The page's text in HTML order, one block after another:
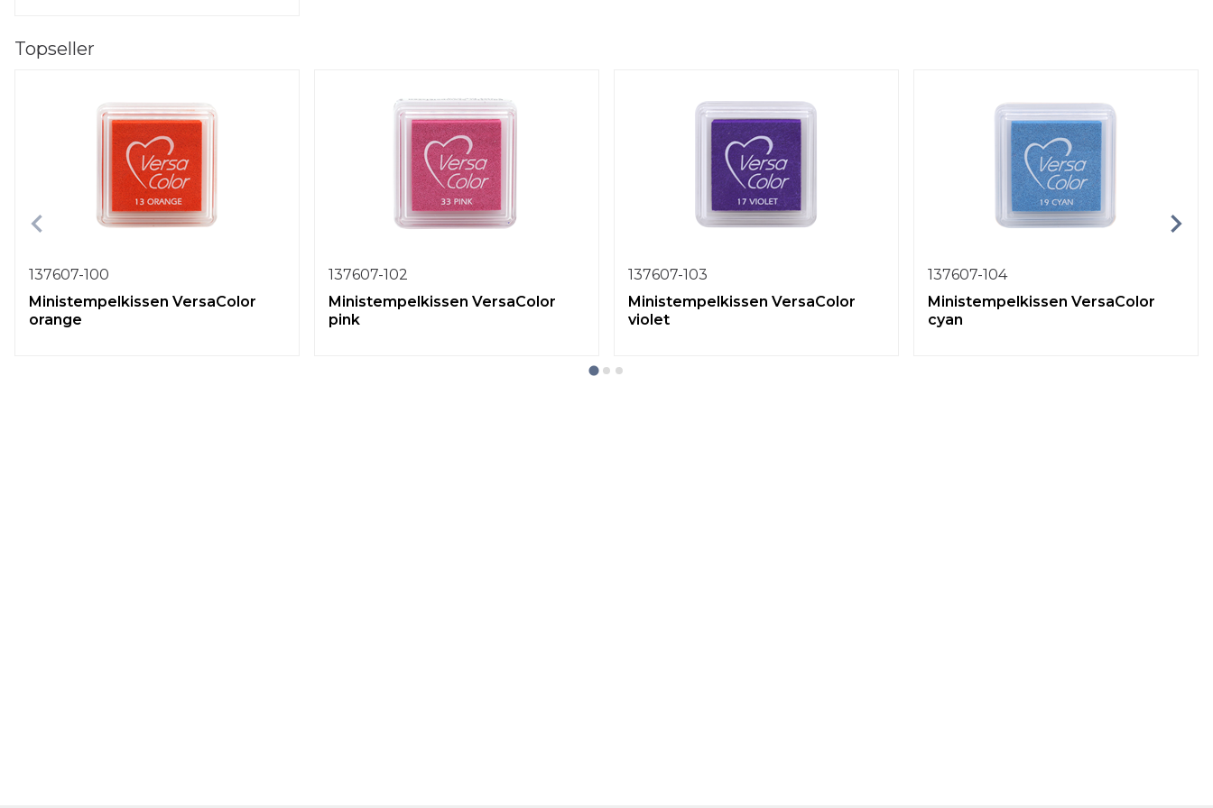
Topseller
137607-100
Ministempelkissen VersaColor
orange
137607-102
Ministempelkissen VersaColor
pink
137607-103
Ministempelkissen VersaColor
violet
137607-104
Ministempelkissen VersaColor
cyan